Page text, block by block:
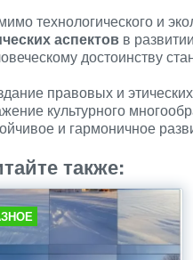
технологического и
аспектов в
достоинству
правовых и
культурного
и гармоничное
также: